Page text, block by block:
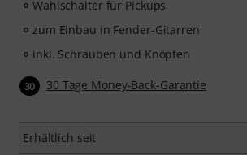
Wahlschalter für Pickups
zum Einbau in Fender-Gitarren
inkl. Schrauben und Knöpfen
30 30 Tage Money-Back-Garantie
Erhältlich seit